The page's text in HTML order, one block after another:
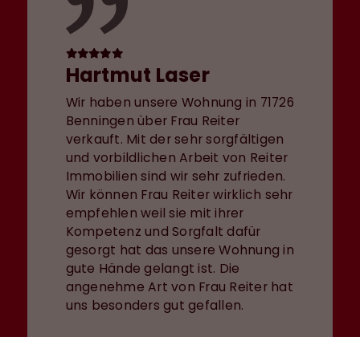
Hartmut Laser
Wir haben unsere Wohnung in 71726
Benningen über Frau Reiter
verkauft. Mit der sehr sorgfältigen
und vorbildlichen Arbeit von Reiter
Immobilien sind wir sehr zufrieden.
Wir können Frau Reiter wirklich sehr
empfehlen weil sie mit ihrer
Kompetenz und Sorgfalt dafür
gesorgt hat das unsere Wohnung in
gute Hände gelangt ist. Die
angenehme Art von Frau Reiter hat
uns besonders gut gefallen.